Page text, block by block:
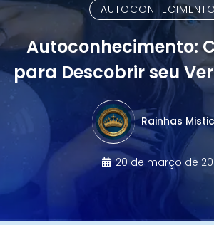
AUTOCONHECIMENTO
Autoconhecimento:
para Descobrir seu
Rainhas
20 de março de